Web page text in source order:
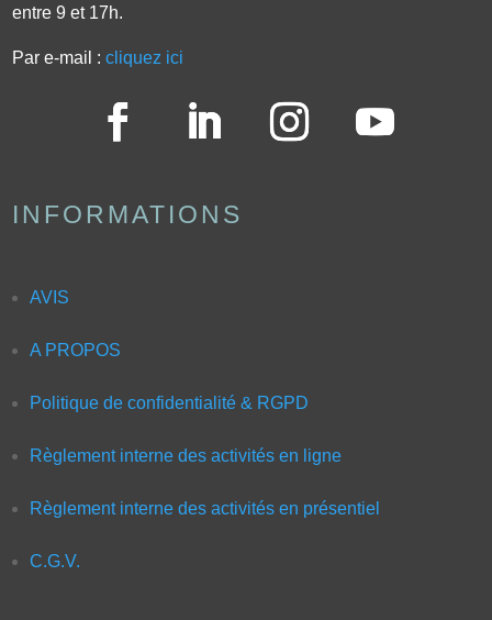
entre 9 et 17h.
Par e-mail : cliquez ici
INFORMATIONS
AVIS
A PROPOS
Politique de confidentialité & RGPD
Règlement interne des activités en ligne
Règlement interne des activités en présentiel
C.G.V.